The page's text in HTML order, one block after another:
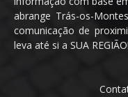
abrange Trás-os-
comunicação de
leva até si a SUA REGIÃO!